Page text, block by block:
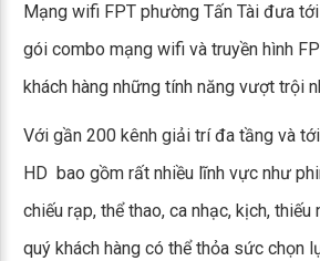
Mạng wifi FPT phường Tấn Tài đưa
gói combo mạng wifi và truyền hình
khách hàng những tính năng vượt trội
Với gần 200 kênh giải trí đa tầng và
HD bao gồm rất nhiều lĩnh vực như
chiếu rạp, thể thao, ca nhạc, kịch, thiếu
quý khách hàng có thể thỏa sức chọn